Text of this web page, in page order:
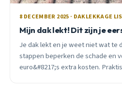
8 DECEMBER 2025 · DAKLEKKAGE
Mijn dak lekt! Dit zijn je
Je dak lekt en je weet niet wat te
stappen beperken de schade en
euro&#8217;s extra kosten.